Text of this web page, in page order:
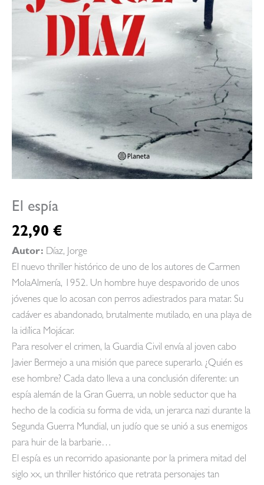
El espía
22,90 €
Autor: Díaz, Jorge
El nuevo thriller histórico de uno de los autores de Carmen
MolaAlmería, 1952. Un hombre huye despavorido de unos
jóvenes que lo acosan con perros adiestrados para matar. Su
cadáver es abandonado, brutalmente mutilado, en una playa de
la idílica Mojácar.
Para resolver el crimen, la Guardia Civil envía al joven cabo
Javier Bermejo a una misión que parece superarlo. ¿Quién es
ese hombre? Cada dato lleva a una conclusión diferente: un
espía alemán de la Gran Guerra, un noble seductor que ha
hecho de la codicia su forma de vida, un jerarca nazi durante la
Segunda Guerra Mundial, un judío que se unió a sus enemigos
para huir de la barbarie…
El espía es un recorrido apasionante por la primera mitad del
siglo xx, un thriller histórico que retrata personajes tan